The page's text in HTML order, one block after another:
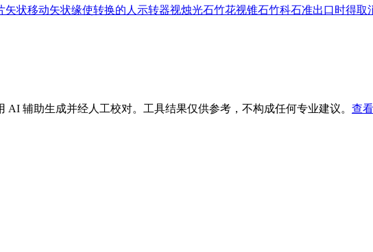
矢状移动矢状缘使转换的人 示转器视烛光石竹花视锥石竹科石准出口时得取
辅助生成并经人工校对。工具结果仅供参考，不构成任何专业建议。 查